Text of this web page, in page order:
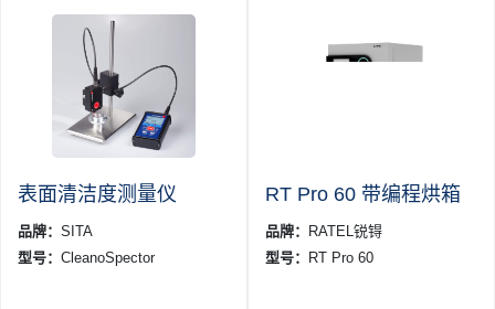
表面清洁度测量仪
品牌： SITA
型号： CleanoSpector
RT Pro 60 带编程烘箱
品牌：
RATEL锐锝
型号：
RT Pro 60